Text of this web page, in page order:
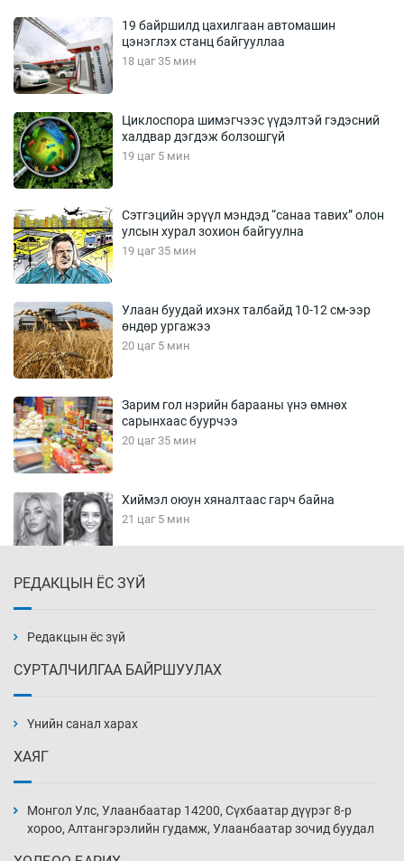
19 байршилд цахилгаан автомашин
цэнэглэх станц байгууллаа
18 цаг 35 мин
Циклоспора шимэгчээс үүдэлтэй гэдэсний
халдвар дэгдэж болзошгүй
19 цаг 5 мин
Сэтгэцийн эрүүл мэндэд “санаа тавих” олон
улсын хурал зохион байгуулна
19 цаг 35 мин
Улаан буудай ихэнх талбайд 10-12 см-ээр
өндөр ургажээ
20 цаг 5 мин
Зарим гол нэрийн барааны үнэ өмнөх
сарынхаас буурчээ
20 цаг 35 мин
Хиймэл оюун хяналтаас гарч байна
21 цаг 5 мин
21 цаг 35 мин
нэмэгджээ
22 цаг 5 мин
РЕДАКЦЫН ЁС ЗҮЙ
Редакцын ёс зүй
СУРТАЛЧИЛГАА БАЙРШУУЛАХ
Үнийн санал харах
ХАЯГ
Монгол Улс, Улаанбаатар 14200, Сүхбаатар дүүрэг 8-р
хороо, Алтангэрэлийн гудамж, Улаанбаатар зочид буудал